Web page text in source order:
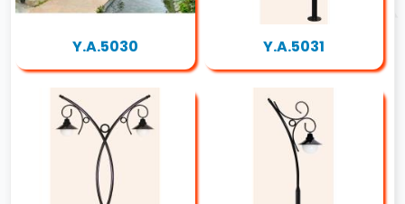
Y.A.5030 Y.A.5031